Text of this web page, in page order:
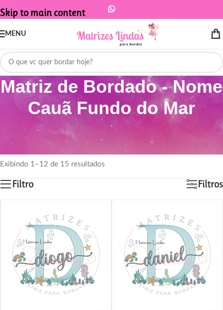
Skip to main content
MENU
Matriz de Bordado - Nome
Cauã Fundo do Mar
Início
Produtos marcados com a tag “Matriz de Bordado - Nome Cauã
Fundo do Mar”
Exibindo 1–12 de 15 resultados
Filtro Filtros